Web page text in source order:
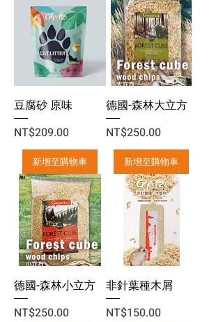
豆腐砂 原味
價格
NT$209.00
新增至購物車
德國-森林大立方
價格
NT$250.00
新增至購物車
德國-森林小立方
價格
NT$250.00
非針葉種木屑
價格
NT$150.00